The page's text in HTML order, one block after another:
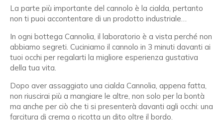
La parte più importante del cannolo è la cialda, pertanto
non ti puoi accontentare di un prodotto industriale…
In ogni bottega Cannolia, il laboratorio è a vista perché non
abbiamo segreti. Cuciniamo il cannolo in 3 minuti davanti ai
tuoi occhi per regalarti la migliore esperienza gustativa
della tua vita.
Dopo aver assaggiato una cialda Cannolia, appena fatta,
non riuscirai più a mangiare le altre, non solo per la bontà
ma anche per ciò che ti si presenterà davanti agli occhi: una
farcitura di crema o ricotta un dito oltre il bordo.